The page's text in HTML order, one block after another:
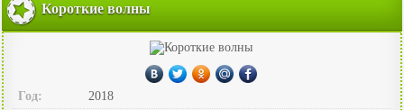
Короткие волны
Год:
2018